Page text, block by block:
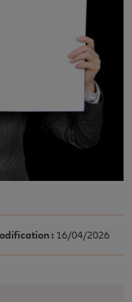
: 16/04/2026